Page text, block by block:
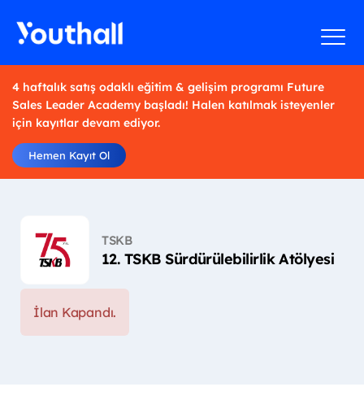
4 haftalık satış odaklı eğitim & gelişim programı Future
Sales Leader Academy başladı! Halen katılmak isteyenler
için kayıtlar devam ediyor.
Hemen Kayıt Ol
TSKB
12. TSKB Sürdürülebilirlik Atölyesi
İlan Kapandı.